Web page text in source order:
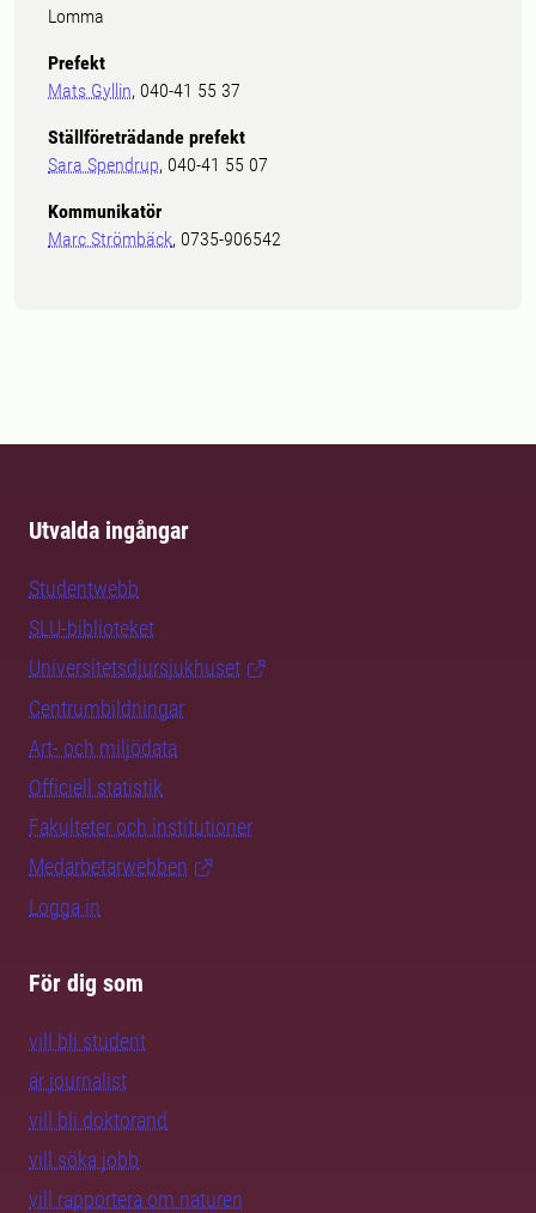
Lomma
Prefekt
Mats Gyllin, 040-41 55 37
Ställföreträdande prefekt
Sara Spendrup, 040-41 55 07
Kommunikatör
Marc Strömbäck, 0735-906542
Utvalda ingångar
Studentwebb
SLU-biblioteket
Universitetsdjursjukhuset
Centrumbildningar
Art- och miljödata
Officiell statistik
Fakulteter och institutioner
Medarbetarwebben
Logga in
För dig som
vill bli student
är journalist
vill bli doktorand
vill söka jobb
vill rapportera om naturen